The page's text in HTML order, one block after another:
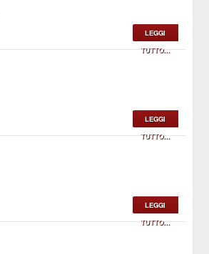
LEGGI
TUTTO...
LEGGI
TUTTO...
LEGGI
TUTTO...